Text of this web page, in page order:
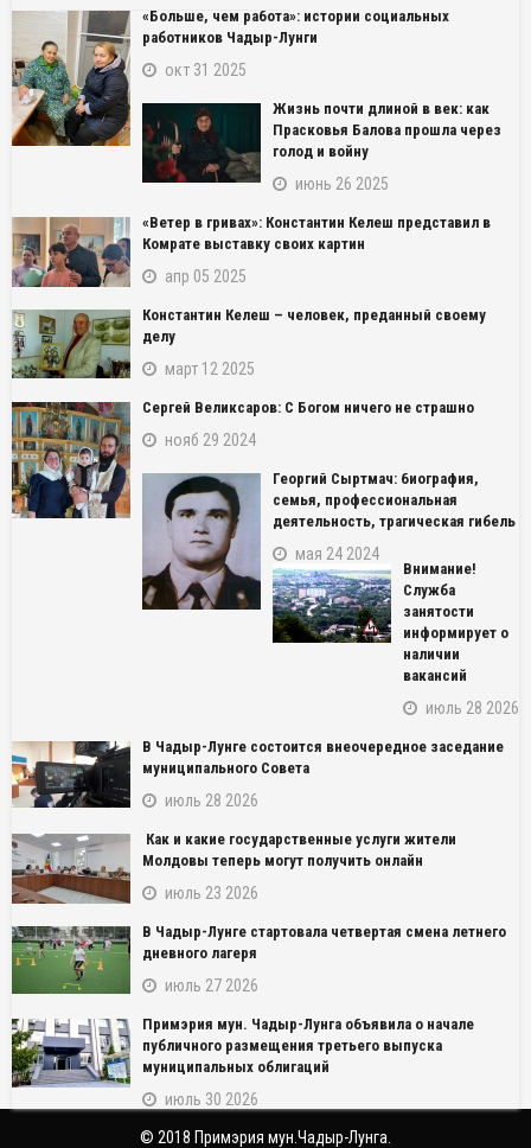
«Больше, чем работа»: истории социальных
работников Чадыр-Лунги
окт 31 2025
Жизнь почти длиной в век: как
Прасковья Балова прошла через
голод и войну
июнь 26 2025
«Ветер в гривах»: Константин Келеш представил в
Комрате выставку своих картин
апр 05 2025
Константин Келеш – человек, преданный своему
делу
март 12 2025
Сергей Великсаров: С Богом ничего не страшно
нояб 29 2024
Георгий Сыртмач: биография,
семья, профессиональная
деятельность, трагическая гибель
мая 24 2024
Внимание!
Служба
занятости
информирует о
наличии
вакансий
июль 28 2026
В Чадыр-Лунге состоится внеочередное заседание
муниципального Совета
июль 28 2026
Как и какие государственные услуги жители
Молдовы теперь могут получить онлайн
июль 23 2026
В Чадыр-Лунге стартовала четвертая смена летнего
дневного лагеря
июль 27 2026
Примэрия мун. Чадыр-Лунга объявила о начале
публичного размещения третьего выпуска
муниципальных облигаций
июль 30 2026
© 2018 Примэрия мун.Чадыр-Лунга.
NAME_SOCIAL_TWITTER